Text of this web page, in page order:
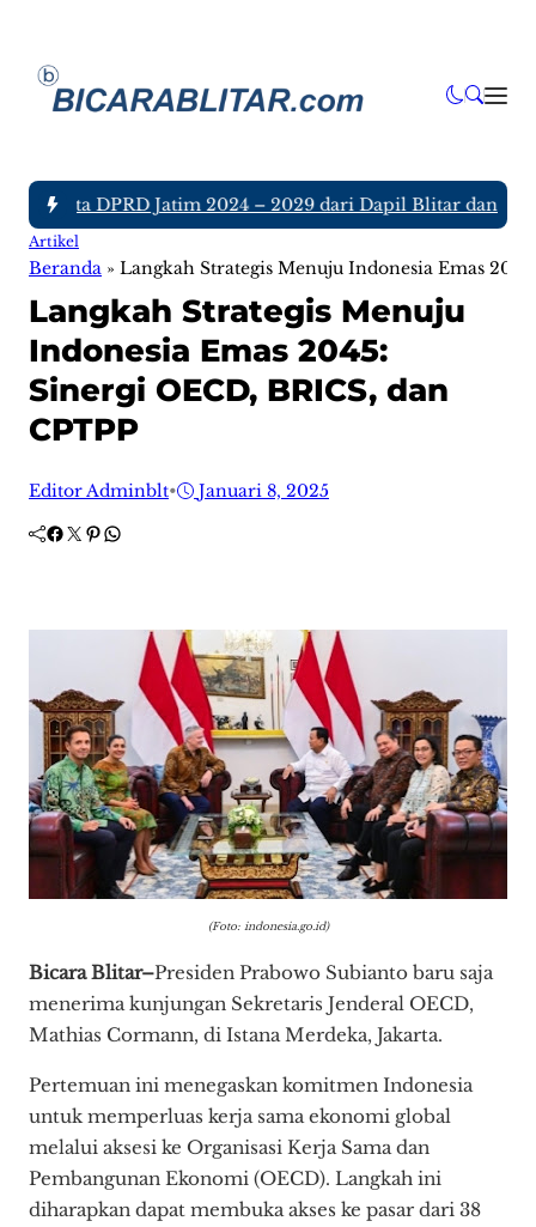
DPRD Jatim 2024 – 2029 dari Dapil Blitar dan
Artikel
Beranda » Langkah Strategis Menuju Indonesia Emas
Langkah Strategis Menuju
Indonesia Emas 2045:
Sinergi OECD, BRICS, dan
CPTPP
Editor Adminblt• Januari 8, 2025
Facebook Twitter Pinterest WhatsApp
(Foto: indonesia.go.id)
Bicara Blitar–Presiden Prabowo Subianto baru saja
menerima kunjungan Sekretaris Jenderal OECD,
Mathias Cormann, di Istana Merdeka, Jakarta.
Pertemuan ini menegaskan komitmen Indonesia
untuk memperluas kerja sama ekonomi global
melalui aksesi ke Organisasi Kerja Sama dan
Pembangunan Ekonomi (OECD). Langkah ini
diharapkan dapat membuka akses ke pasar dari 38